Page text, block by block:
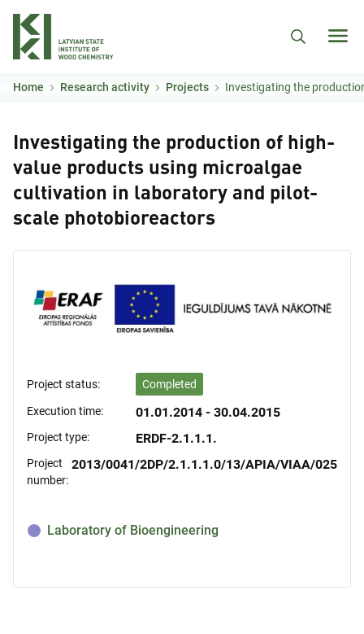
Home Research activity Projects Investigating the production of high-value products
Investigating the production of high-
value products using microalgae
cultivation in laboratory and pilot-
scale photobioreactors
Project status: Completed
Execution time: 01.01.2014 - 30.04.2015
Project type: ERDF-2.1.1.1.
Project
number:
2013/0041/2DP/2.1.1.1.0/13/APIA/VIAA/025
Laboratory of Bioengineering